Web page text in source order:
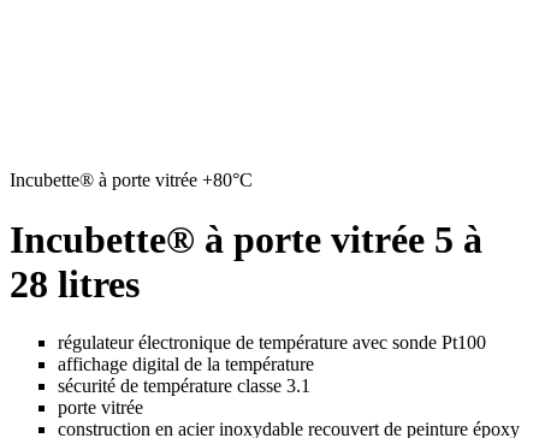
Incubette® à porte vitrée +80°C
Incubette® à porte vitrée 5 à
28 litres
régulateur électronique de température avec sonde Pt100
affichage digital de la température
sécurité de température classe 3.1
porte vitrée
construction en acier inoxydable recouvert de peinture époxy